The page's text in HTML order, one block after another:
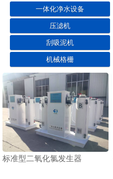
一体化净水设备
压滤机
刮吸泥机
机械格栅
标准型二氧化氯发生器